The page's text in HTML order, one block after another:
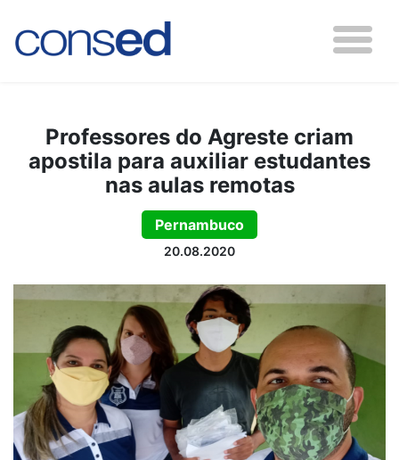
Professores do Agreste criam
apostila para auxiliar estudantes
nas aulas remotas
Pernambuco
20.08.2020